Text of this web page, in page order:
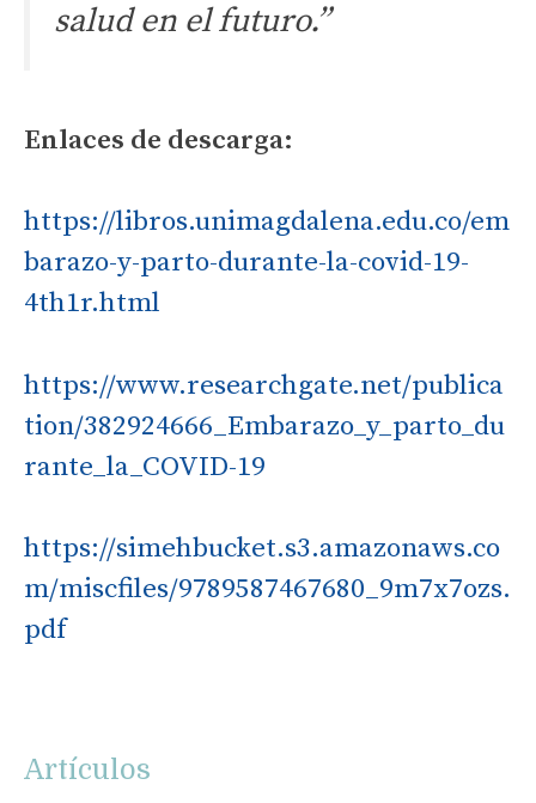
salud en el futuro.”
Enlaces de descarga:
https://libros.unimagdalena.edu.co/em
barazo-y-parto-durante-la-covid-19-
4th1r.html
https://www.researchgate.net/publica
tion/382924666_Embarazo_y_parto_du
rante_la_COVID-19
https://simehbucket.s3.amazonaws.co
m/miscfiles/9789587467680_9m7x7ozs.
pdf
Artículos